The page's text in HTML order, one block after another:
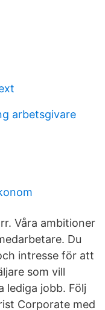
arbetsgivare
Våra ambitioner
Du
intresse för att
som vill
lediga jobb. Följ
Corporate med